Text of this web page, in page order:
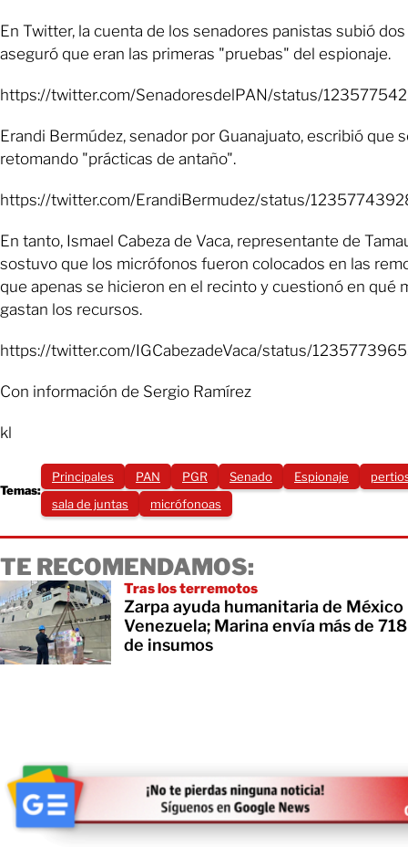
En Twitter, la cuenta de los senadores panistas subió
aseguró que eran las primeras "pruebas" del espionaje.
https://twitter.com/SenadoresdelPAN/status/
Erandi Bermúdez, senador por Guanajuato, escribió que
retomando "prácticas de antaño".
https://twitter.com/ErandiBermudez/status/
En tanto, Ismael Cabeza de Vaca, representante de
sostuvo que los micrófonos fueron colocados en las
que apenas se hicieron en el recinto y cuestionó en qué
gastan los recursos.
https://twitter.com/IGCabezadeVaca/status/
Con información de Sergio Ramírez
kl
Temas:
Principales PAN PGR Senado Espionaje
sala de juntas
micrófonoas
TE RECOMENDAMOS:
Tras los terremotos
Zarpa ayuda humanitaria de México
Venezuela; Marina envía más de
de insumos